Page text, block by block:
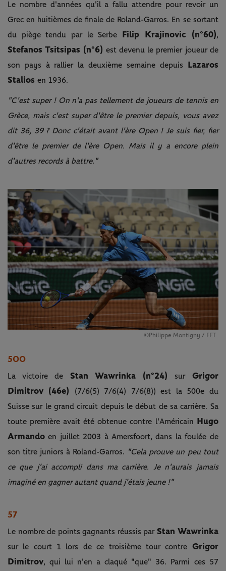
Le nombre d'années qu'il a fallu attendre pour revoir un
Grec en huitièmes de finale de Roland-Garros. En se sortant
du piège tendu par le Serbe
Filip Krajinovic (n°60),
Stefanos Tsitsipas (n°6)est devenu le premier joueur de
son pays à rallier la deuxième semaine depuis
Lazaros
Stalios en 1936.
"C'est super ! On n'a pas tellement de joueurs de tennis en
Grèce, mais c'est super d'être le premier depuis, vous avez
dit 36, 39 ? Donc c'était avant l'ère Open ! Je suis fier, fier
d'être le premier de l'ère Open. Mais il y a encore plein
d'autres records à battre."
©Philippe Montigny / FFT
500
La victoire de Stan Wawrinka (n°24) sur Grigor
Dimitrov (46e)
(7/6(5) 7/6(4) 7/6(8)) est la 500e du
Suisse sur le grand circuit depuis le début de sa carrière. Sa
toute première avait été obtenue contre l'Américain
Hugo
Armando en juillet 2003 à Amersfoort, dans la foulée de
son titre juniors à Roland-Garros. "Cela prouve un peu tout
ce que j'ai accompli dans ma carrière. Je n'aurais jamais
imaginé en gagner autant quand j'étais jeune !"
57
Le nombre de points gagnants réussis parStan Wawrinka
sur le court 1 lors de ce troisième tour contre Grigor
Dimitrov, qui lui n'en a claqué "que" 36. Parmi ces 57